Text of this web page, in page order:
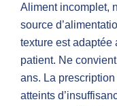
Aliment incomplet,
source
texture est adaptée
patient. Ne
ans. La
atteints